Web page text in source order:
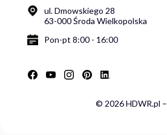
ul. Dmowskiego 28
63-000 Środa Wielkopolska
Pon-pt 8:00 - 16:00
© 2026 HDWR.pl –